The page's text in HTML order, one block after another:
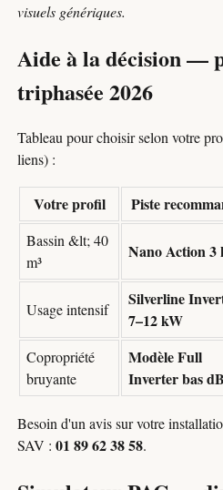
visuels génériques.
Aide à la décision —
triphasée 2026
Tableau pour choisir selon votre
liens) :
Votre profil Piste
Bassin &lt; 40
m³
Nano Action 3
Usage intensif
Silverline
7–12 kW
Copropriété
bruyante
Modèle Full
Inverter bas dB
Besoin d'un avis sur votre
SAV :01 89 62 38 58.